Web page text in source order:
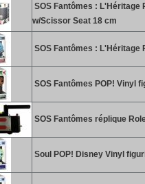
SOS Fantômes : L'Héritage
w/Scissor Seat 18 cm
SOS Fantômes : L'Héritage
SOS Fantômes POP! Vinyl
SOS Fantômes réplique
Soul POP! Disney Vinyl